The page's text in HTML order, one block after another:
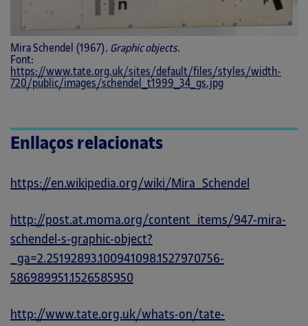
Mira Schendel (1967). Graphic objects.
Font:
https://www.tate.org.uk/sites/default/files/styles/width-
720/public/images/schendel_t1999_34_gs.jpg
Enllaços relacionats
https://en.wikipedia.org/wiki/Mira_Schendel
http://post.at.moma.org/content_items/947-mira-
schendel-s-graphic-object?
_ga=2.25192893.100941098.1527970756-
586989951.1526585950
http://www.tate.org.uk/whats-on/tate-